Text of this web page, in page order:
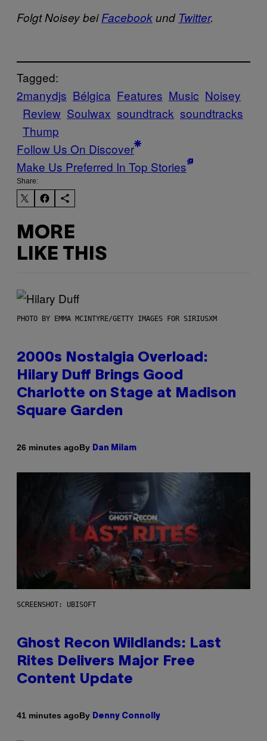
Folgt Noisey beiFacebookund Twitter.
Tagged:
2manydjs Bélgica Features Music Noisey
Review Soulwax soundtrack soundtracks
Thump
Follow Us On Discover
Make Us Preferred In Top Stories
Share:
MORE
LIKE THIS
PHOTO BY EMMA MCINTYRE/GETTY IMAGES FOR SIRIUSXM
2000s Nostalgia Overload:
Hilary Duff Brings Good
Charlotte on Stage at Madison
Square Garden
26 minutes agoBy Dan Milam
SCREENSHOT: UBISOFT
Ghost Recon Wildlands: Last
Rites Delivers Major Free
Content Update
41 minutes agoBy Denny Connolly